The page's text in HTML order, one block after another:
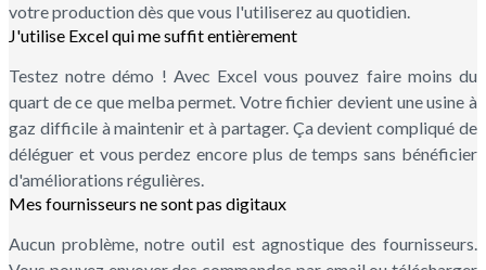
votre production dès que vous l'utiliserez au quotidien.
J'utilise Excel qui me suffit entièrement
Testez notre démo ! Avec Excel vous pouvez faire moins du
quart de ce que melba permet. Votre fichier devient une usine à
gaz difficile à maintenir et à partager. Ça devient compliqué de
déléguer et vous perdez encore plus de temps sans bénéficier
d'améliorations régulières.
Mes fournisseurs ne sont pas digitaux
Aucun problème, notre outil est agnostique des fournisseurs.